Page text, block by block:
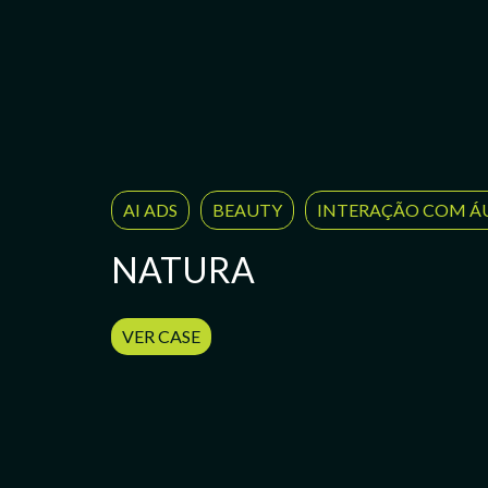
AI ADS BEAUTY INTERAÇÃO COM
NATURA
VER CASE